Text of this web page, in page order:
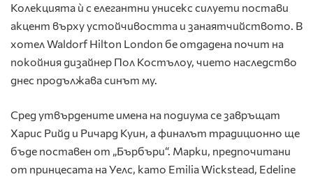
Колекцията ѝ с елегантни унисекс силуети постави
акцент върху устойчивостта и занаятчийството. В
хотел Waldorf Hilton London бе отдадена почит на
покойния дизайнер Пол Костълоу, чието наследство
днес продължава синът му.
Сред утвърдените имена на подиума се завръщат
Харис Рийд и Ричард Куин, а финалът традиционно ще
бъде поставен от „Бърбъри“. Марки, предпочитани
от принцесата на Уелс, като Emilia Wickstead, Edeline